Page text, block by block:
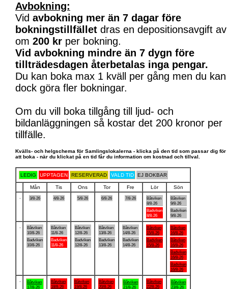
Avbokning:
Vid avbokning mer än 7 dagar före
bokningstillfället dras en depositionsavgift av
om 200 kr per bokning.
Vid avbokning mindre än 7 dygn före
tillträdesdagen återbetalas inga pengar.
Du kan boka max 1 kväll per gång men du kan
dock göra fler bokningar.
Om du vill boka tillgång till ljud- och
bildanläggningen så kostar det 200 kronor per
tillfälle.
Kvälls- och helgschema för Samlingslokalerna - klicka på den tid som passar dig för
att boka - när du klickat på en tid får du information om kostnad och tillval.
LEDIG UPPTAGEN RESERVERAD VALD TID EJ BOKBAR
Mån Tis Ons Tor Fre Lör
Sön
3/8-26 4/8-26 5/8-26 6/8-26 7/8-26
Båtviken
8/8-26
Badviken
8/8-26
Båtviken
9/8-26
Badviken
9/8-26
Båtviken
10/8-26
Badviken
10/8-26
Båtviken
11/8-26
Badviken
11/8-26
Båtviken
12/8-26
Badviken
12/8-26
Båtviken
13/8-26
Badviken
13/8-26
Båtviken
14/8-26
Badviken
14/8-26
Båtviken
15/8-26
Badviken
15/8-26
Båtviken
16/8-26
Båtviken
16/8-26
Badviken
16/8-26
Badviken
16/8-26
Båtviken
17/8-26
Båtviken
18/8-26
Båtviken
19/8-26
Båtviken
20/8-26
Båtviken
21/8-26
Båtviken
22/8-26
Båtviken
23/8-26